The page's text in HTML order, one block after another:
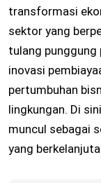
transformasi
sektor yang
tulang punggung
inovasi
pertumbuhan
lingkungan. Di
muncul sebagai
yang